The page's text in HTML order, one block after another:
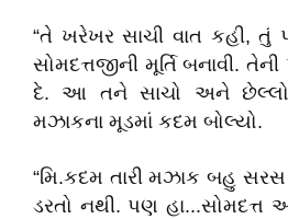
“તે ખરેખર સાચી વાત કહી, તું
સોમદત્તજીની મૂર્તિ બનાવી.
દે. આ તને સાચો અને છેલ્લો
મઝાકના મૂડમાં કદમ બોલ્યો.
“મિ.કદમ તારી મઝાક બહુ
ડરતો નથી. પણ હા...સોમદત્ત